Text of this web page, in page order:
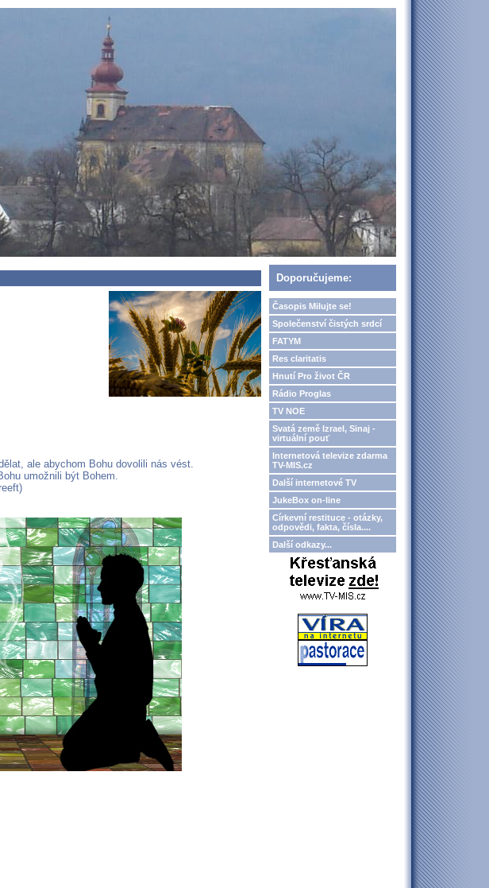
ale abychom Bohu dovolili nás vést.
umožnili být Bohem.
Doporučujeme:
Časopis Milujte se!
Společenství čistých srdcí
FATYM
Res claritatis
Hnutí Pro život ČR
Rádio Proglas
TV NOE
Svatá země Izrael, Sinaj -
virtuální pouť
Internetová televize zdarma
TV-MIS.cz
Další internetové TV
JukeBox on-line
Církevní restituce - otázky,
odpovědi, fakta, čísla....
Další odkazy...